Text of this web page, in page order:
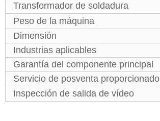
Transformador de soldadura
Peso de la máquina
Dimensión
Industrias aplicables
Garantía del componente principal
Servicio de posventa proporcionado
Inspección de salida de vídeo